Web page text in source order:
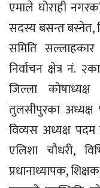
एमाले घोराही
सदस्य बसन्त बस्नेत,
समिति
निर्वाचन क्षेत्र नं.
जिल्ला
तुलसीपुरका अध्यक्ष
विव्यस अध्यक्ष पदम
एलिशा चौधरी,
प्रधानाध्यापक,